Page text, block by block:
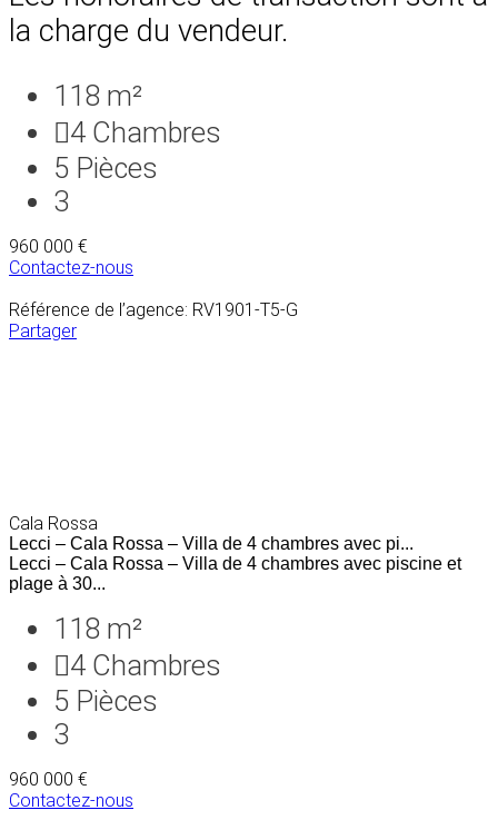
la charge du vendeur.
118 m²
4 Chambres
5 Pièces
3
960 000 €
Contactez-nous
Référence de l’agence: RV1901-T5-G
Partager
Cala Rossa
Lecci – Cala Rossa – Villa de 4 chambres avec pi...
Lecci – Cala Rossa – Villa de 4 chambres avec piscine et
plage à 30...
118 m²
4 Chambres
5 Pièces
3
960 000 €
Contactez-nous